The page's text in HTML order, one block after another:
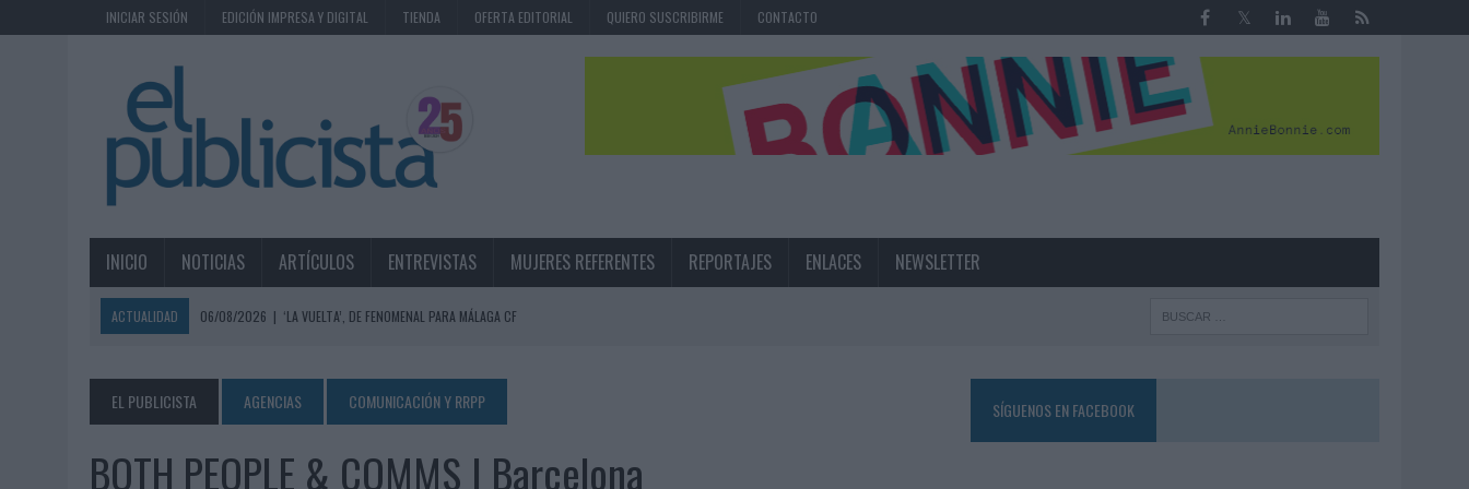
INICIAR SESIÓN EDICIÓN IMPRESA Y DIGITAL TIENDA OFERTA EDITORIAL QUIERO SUSCRIBIRME CONTACTO
INICIO NOTICIAS ARTÍCULOS ENTREVISTAS MUJERES REFERENTES REPORTAJES ENLACES NEWSLETTER
ACTUALIDAD 06/08/2026 | ‘LA VUELTA’, DE FENOMENAL PARA MÁLAGA CF
EL MERCADO PUBLICITARIO CAE UN 2,6% EN 2025, AUNQUE LOS MEDIOS CONTROLADOS MANTIENEN EL CRECIMIENTO
06/08/2026 | LA TELEVISIÓN SIGUE LIDERANDO EL CONSUMO DE MEDIOS EN VERANO Y SUPERA AL MÓVIL COMO DISPOSITIVO MÁS UTILIZADO
06/08/2026
| EL USO DE LA IA GENERATIVA ALCANZA YA AL 62% DE LOS ESPAÑOLES
EL PUBLICISTA AGENCIAS COMUNICACIÓN Y RRPP
BOTH PEOPLE & COMMS | Barcelona
SÍGUENOS EN FACEBOOK